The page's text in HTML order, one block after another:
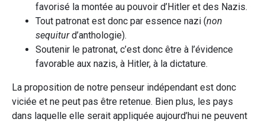
favorisé la montée au pouvoir d’Hitler et des Nazis.
Tout patronat est donc par essence nazi (non
sequiturd’anthologie).
Soutenir le patronat, c’est donc être à l’évidence
favorable aux nazis, à Hitler, à la dictature.
La proposition de notre penseur indépendant est donc
viciée et ne peut pas être retenue. Bien plus, les pays
dans laquelle elle serait appliquée aujourd’hui ne peuvent